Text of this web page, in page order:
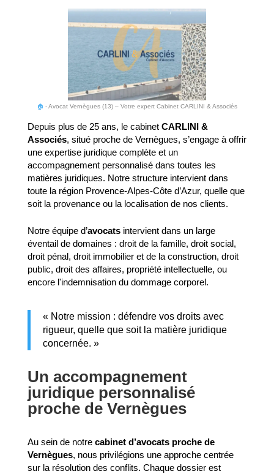
🏠 -Avocat Vernègues (13) – Votre expert Cabinet CARLINI & Associés
Depuis plus de 25 ans, le cabinet CARLINI &
Associés, situé proche de Vernègues, s’engage à offrir
une expertise juridique complète et un
accompagnement personnalisé dans toutes les
matières juridiques. Notre structure intervient dans
toute la région Provence-Alpes-Côte d’Azur, quelle que
soit la provenance ou la localisation de nos clients.
Notre équipe d’avocatsintervient dans un large
éventail de domaines : droit de la famille, droit social,
droit pénal, droit immobilier et de la construction, droit
public, droit des affaires, propriété intellectuelle, ou
encore l'indemnisation du dommage corporel.
« Notre mission : défendre vos droits avec
rigueur, quelle que soit la matière juridique
concernée. »
Un accompagnement
juridique personnalisé
proche de Vernègues
Au sein de notre cabinet d’avocats proche de
Vernègues, nous privilégions une approche centrée
sur la résolution des conflits. Chaque dossier est